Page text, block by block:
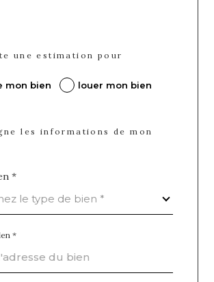
une estimation pour
mon bien louer mon bien
les informations de mon
*
le type de bien *
*